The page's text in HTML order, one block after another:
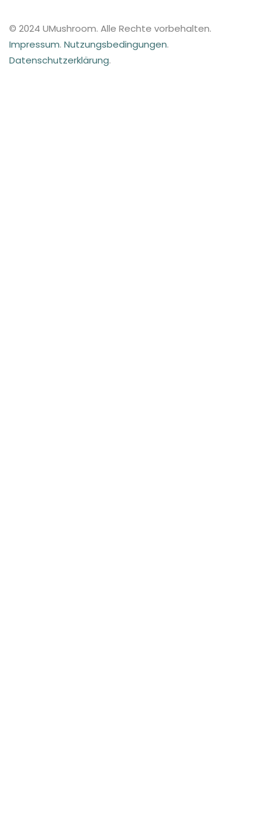
© 2024 UMushroom. Alle Rechte vorbehalten.
Impressum. Nutzungsbedingungen.
Datenschutzerklärung.